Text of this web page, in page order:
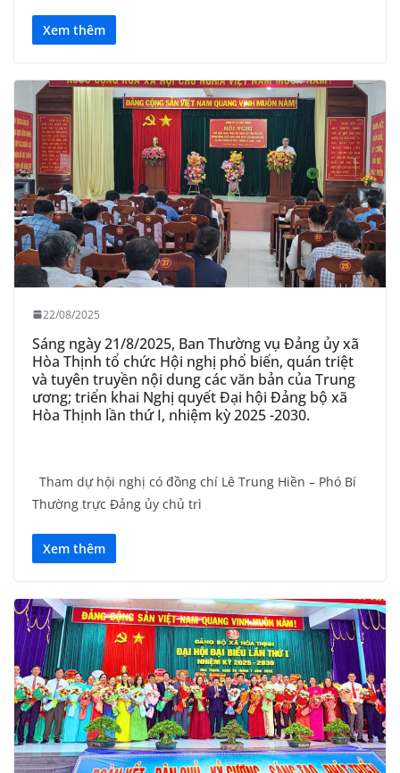
Xem thêm
22/08/2025
Sáng ngày 21/8/2025, Ban Thường vụ Đảng ủy xã
Hòa Thịnh tổ chức Hội nghị phổ biến, quán triệt
và tuyên truyền nội dung các văn bản của Trung
ương; triển khai Nghị quyết Đại hội Đảng bộ xã
Hòa Thịnh lần thứ I, nhiệm kỳ 2025 -2030.
Tham dự hội nghị có đồng chí Lê Trung Hiền – Phó Bí
Thường trực Đảng ủy chủ trì
Xem thêm